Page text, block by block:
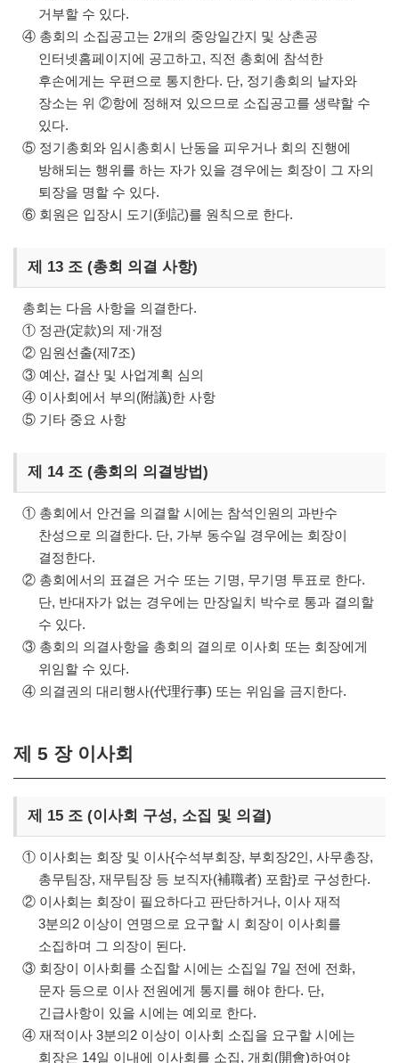
거부할 수 있다.
④ 총회의 소집공고는 2개의 중앙일간지 및 상촌공
인터넷홈페이지에 공고하고, 직전 총회에 참석한
후손에게는 우편으로 통지한다. 단, 정기총회의 날자와
장소는 위 ②항에 정해져 있으므로 소집공고를 생략할 수
있다.
⑤ 정기총회와 임시총회시 난동을 피우거나 회의 진행에
방해되는 행위를 하는 자가 있을 경우에는 회장이 그 자의
퇴장을 명할 수 있다.
⑥ 회원은 입장시 도기(到記)를 원칙으로 한다.
제 13 조 (총회 의결 사항)
총회는 다음 사항을 의결한다.
① 정관(定款)의 제·개정
② 임원선출(제7조)
③ 예산, 결산 및 사업계획 심의
④ 이사회에서 부의(附議)한 사항
⑤ 기타 중요 사항
제 14 조 (총회의 의결방법)
① 총회에서 안건을 의결할 시에는 참석인원의 과반수
찬성으로 의결한다. 단, 가부 동수일 경우에는 회장이
결정한다.
② 총회에서의 표결은 거수 또는 기명, 무기명 투표로 한다.
단, 반대자가 없는 경우에는 만장일치 박수로 통과 결의할
수 있다.
③ 총회의 의결사항을 총회의 결의로 이사회 또는 회장에게
위임할 수 있다.
④ 의결권의 대리행사(代理行事) 또는 위임을 금지한다.
제 5 장 이사회
제 15 조 (이사회 구성, 소집 및 의결)
① 이사회는 회장 및 이사{수석부회장, 부회장2인, 사무총장,
총무팀장, 재무팀장 등 보직자(補職者) 포함}로 구성한다.
② 이사회는 회장이 필요하다고 판단하거나, 이사 재적
3분의2 이상이 연명으로 요구할 시 회장이 이사회를
소집하며 그 의장이 된다.
③ 회장이 이사회를 소집할 시에는 소집일 7일 전에 전화,
문자 등으로 이사 전원에게 통지를 해야 한다. 단,
긴급사항이 있을 시에는 예외로 한다.
④ 재적이사 3분의2 이상이 이사회 소집을 요구할 시에는
회장은 14일 이내에 이사회를 소집, 개회(開會)하여야